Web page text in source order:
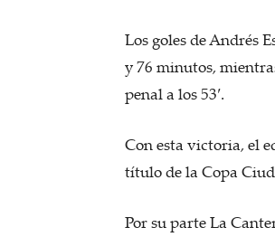
Los goles de Andrés
y 76 minutos,
penal a los 53′.
Con esta victoria, el
título de la Copa
Por su parte La